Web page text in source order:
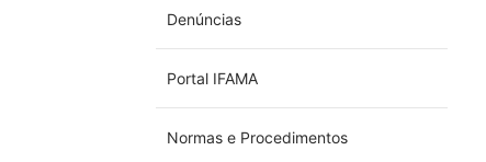
Denúncias
Portal IFAMA
Normas e Procedimentos